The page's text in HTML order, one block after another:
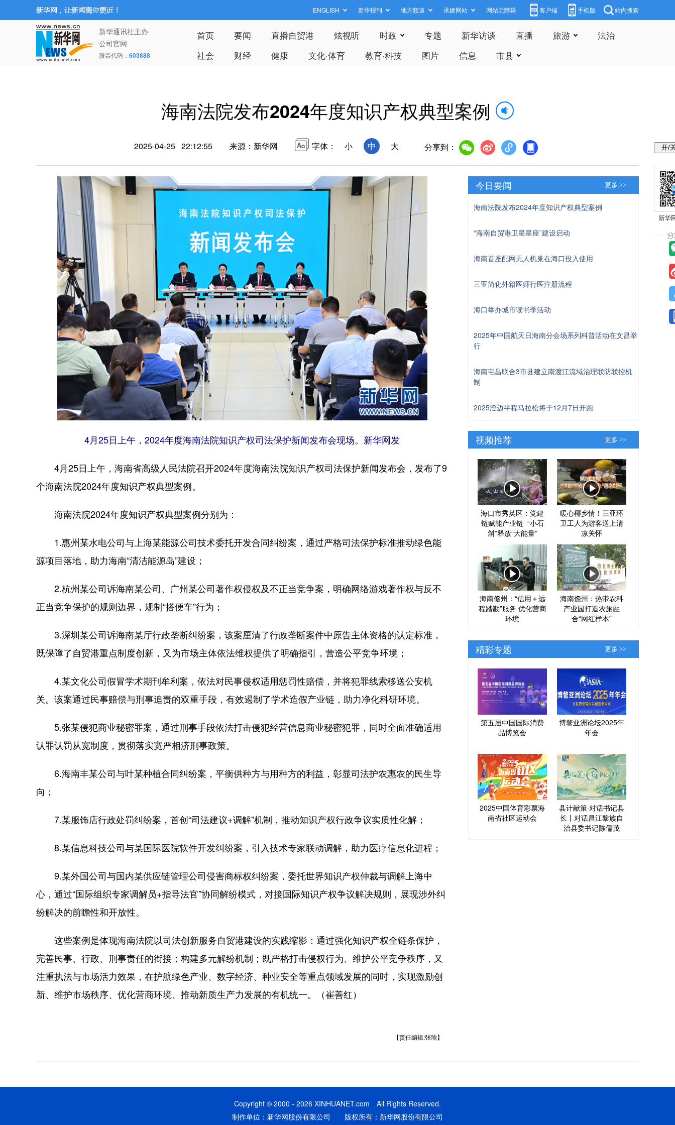
ENGLISH 新华报刊 地方频道 承建网站 网站无障碍 客户端 手机版 站内搜索
新华通讯社主办
公司官网
股票代码： 603888
首页 要闻 直播自贸港 炫视听 时政 专题 新华访谈 直播 旅游
法治
社会
财经 健康 文化·体育 教育·科技 图片 信息 市县
海南法院发布2024年度知识产权典型案例
2025-04-25 22:12:55 来源：新华网 字体： 小 中 大 分享到：
4月25日上午，2024年度海南法院知识产权司法保护新闻发布会现场。新华网发
4月25日上午，海南省高级人民法院召开2024年度海南法院知识产权司法保护新闻发布会，发布了9
个海南法院2024年度知识产权典型案例。
海南法院2024年度知识产权典型案例分别为：
1.惠州某水电公司与上海某能源公司技术委托开发合同纠纷案，通过严格司法保护标准推动绿色能
源项目落地，助力海南“清洁能源岛”建设；
2.杭州某公司诉海南某公司、广州某公司著作权侵权及不正当竞争案，明确网络游戏著作权与反不
正当竞争保护的规则边界，规制“搭便车”行为；
3.深圳某公司诉海南某厅行政垄断纠纷案，该案厘清了行政垄断案件中原告主体资格的认定标准，
既保障了自贸港重点制度创新，又为市场主体依法维权提供了明确指引，营造公平竞争环境；
4.某文化公司假冒学术期刊牟利案，依法对民事侵权适用惩罚性赔偿，并将犯罪线索移送公安机
关。该案通过民事赔偿与刑事追责的双重手段，有效遏制了学术造假产业链，助力净化科研环境。
5.张某侵犯商业秘密罪案，通过刑事手段依法打击侵犯经营信息商业秘密犯罪，同时全面准确适用
认罪认罚从宽制度，贯彻落实宽严相济刑事政策。
6.海南丰某公司与叶某种植合同纠纷案，平衡供种方与用种方的利益，彰显司法护农惠农的民生导
向；
7.某服饰店行政处罚纠纷案，首创“司法建议+调解”机制，推动知识产权行政争议实质性化解；
8.某信息科技公司与某国际医院软件开发纠纷案，引入技术专家联动调解，助力医疗信息化进程；
9.某外国公司与国内某供应链管理公司侵害商标权纠纷案，委托世界知识产权仲裁与调解上海中
心，通过“国际组织专家调解员+指导法官”协同解纷模式，对接国际知识产权争议解决规则，展现涉外纠
纷解决的前瞻性和开放性。
这些案例是体现海南法院以司法创新服务自贸港建设的实践缩影：通过强化知识产权全链条保护，
完善民事、行政、刑事责任的衔接；构建多元解纷机制；既严格打击侵权行为、维护公平竞争秩序，又
注重执法与市场活力效果，在护航绿色产业、数字经济、种业安全等重点领域发展的同时，实现激励创
新、维护市场秩序、优化营商环境、推动新质生产力发展的有机统一。（崔善红）
【责任编辑:张瑜】
今日要闻 更多 >>
海南法院发布2024年度知识产权典型案例
“海南自贸港卫星星座”建设启动
海南首座配网无人机巢在海口投入使用
三亚简化外籍医师行医注册流程
海口举办城市读书季活动
2025年中国航天日海南分会场系列科普活动在文昌举
行
海南屯昌联合3市县建立南渡江流域治理联防联控机
制
2025澄迈半程马拉松将于12月7日开跑
视频推荐 更多 >>
海口市秀英区：党建
链赋能产业链 “小石
斛”释放“大能量”
暖心椰乡情！三亚环
卫工人为游客送上清
凉关怀
海南儋州：“信用＋远
程踏勘”服务 优化营商
环境
海南儋州：热带农科
产业园打造农旅融
合“网红样本”
精彩专题 更多 >>
第五届中国国际消费
品博览会
博鳌亚洲论坛2025年
年会
2025中国体育彩票海
南省社区运动会
县计献策·对话书记县
长丨对话昌江黎族自
治县委书记陈儒茂
Copyright © 2000 - 2026 XINHUANET.com All Rights Reserved.
制作单位：新华网股份有限公司 版权所有：新华网股份有限公司